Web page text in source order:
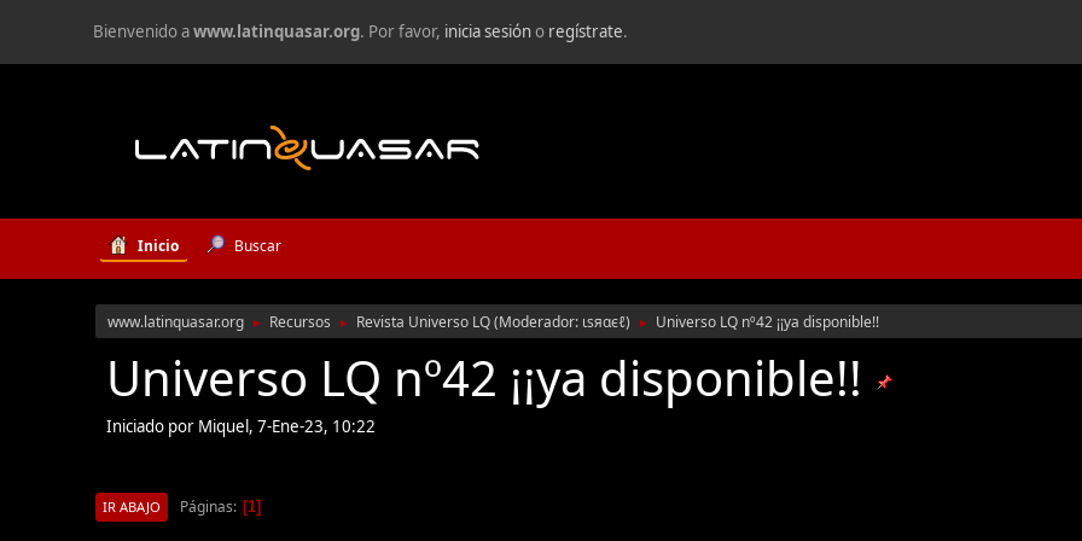
Bienvenido awww.latinquasar.org. Por favor, inicia sesióno regístrate.
Inicio Buscar
www.latinquasar.org ► Recursos ► Revista Universo LQ(Moderador: ιѕяαєℓ) ► Universo LQ nº42 ¡¡ya disponible!!
Universo LQ nº42 ¡¡ya disponible!!
Iniciado por Miquel, 7-Ene-23, 10:22
IR ABAJO Páginas 1